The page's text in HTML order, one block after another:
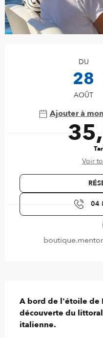
DU
28
AOÛT
Ajouter à
Voir
04
A bord de l'étoile de
découverte du
italienne.